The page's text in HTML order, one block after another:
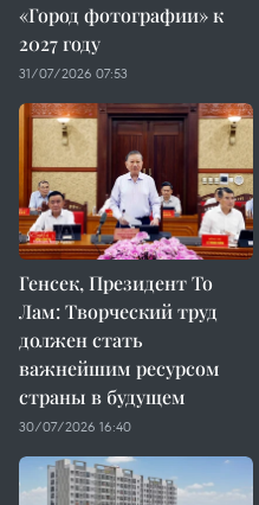
«Город фотографии» к
2027 году
31/07/2026 07:53
Генсек, Президент То
Лам: Творческий труд
должен стать
важнейшим ресурсом
страны в будущем
30/07/2026 16:40